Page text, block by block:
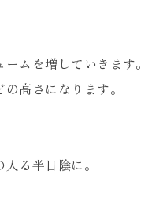
ムを増していきます。
高さになります。
る半日陰に。